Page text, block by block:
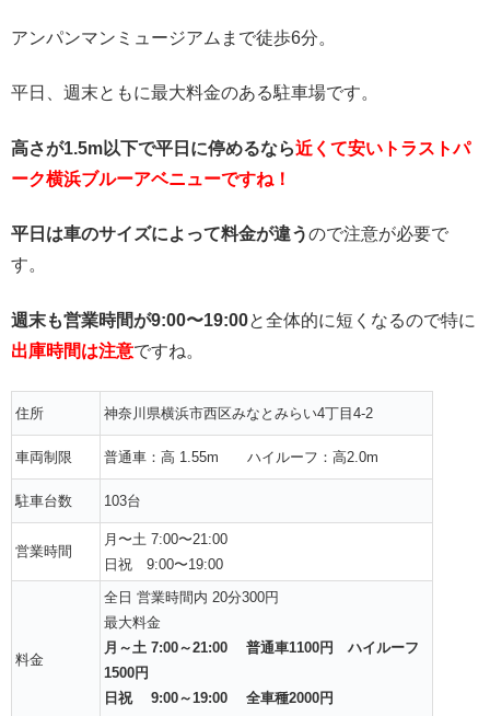
アンパンマンミュージアムまで徒歩6分。
平日、週末ともに最大料金のある駐車場です。
高さが1.5m以下で平日に停めるなら近くて安いトラストパ
ーク横浜ブルーアベニューですね！
平日は車のサイズによって料金が違うので注意が必要で
す。
週末も営業時間が9:00〜19:00と全体的に短くなるので特に
出庫時間は注意ですね。
住所 神奈川県横浜市西区みなとみらい4丁目4-2
車両制限 普通車：高 1.55m ハイルーフ：高2.0m
駐車台数 103台
営業時間
月〜土 7:00〜21:00
日祝 9:00〜19:00
料金
全日 営業時間内 20分300円
最大料金
月～土 7:00～21:00 普通車1100円 ハイルーフ
1500円
日祝 9:00～19:00 全車種2000円